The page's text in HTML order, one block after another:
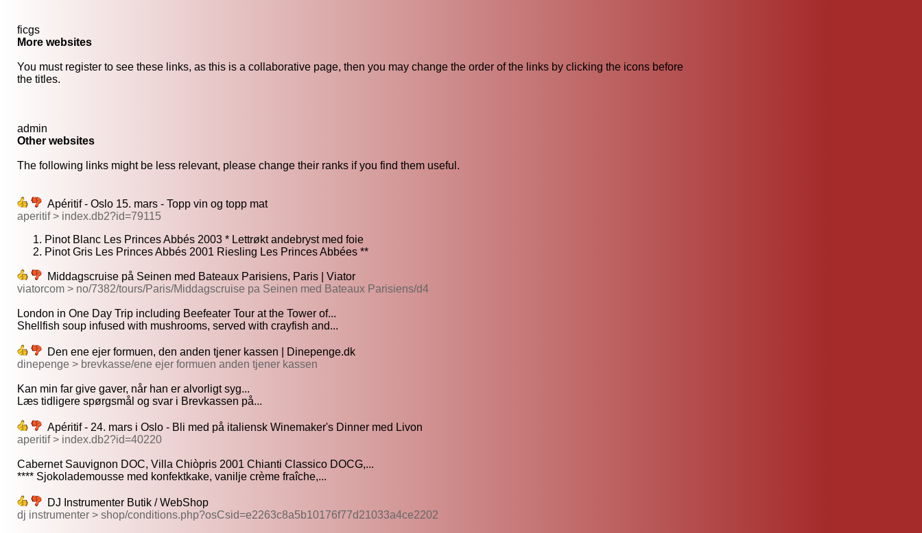
ficgs
More websites
You must register to see these links, as this is a collaborative page, then you may change the order of the links by clicking the icons before
the titles.
admin
Other websites
The following links might be less relevant, please change their ranks if you find them useful.
Apéritif - Oslo 15. mars - Topp vin og topp mat
aperitif > index.db2?id=79115
Pinot Blanc Les Princes Abbés 2003 * Lettrøkt andebryst med foie
Pinot Gris Les Princes Abbés 2001 Riesling Les Princes Abbées **
Middagscruise på Seinen med Bateaux Parisiens, Paris | Viator
viatorcom > no/7382/tours/Paris/Middagscruise pa Seinen med Bateaux Parisiens/d4
London in One Day Trip including Beefeater Tour at the Tower of...
Shellfish soup infused with mushrooms, served with crayfish and...
Den ene ejer formuen, den anden tjener kassen | Dinepenge.dk
dinepenge > brevkasse/ene ejer formuen anden tjener kassen
Kan min far give gaver, når han er alvorligt syg...
Læs tidligere spørgsmål og svar i Brevkassen på...
Apéritif - 24. mars i Oslo - Bli med på italiensk Winemaker's Dinner med Livon
aperitif > index.db2?id=40220
Cabernet Sauvignon DOC, Villa Chiòpris 2001 Chianti Classico DOCG,...
**** Sjokolademousse med konfektkake, vanilje crème fraîche,...
DJ Instrumenter Butik / WebShop
dj instrumenter > shop/conditions.php?osCsid=e2263c8a5b10176f77d21033a4ce2202